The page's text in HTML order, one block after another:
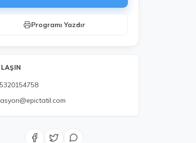
Programı Yazdır